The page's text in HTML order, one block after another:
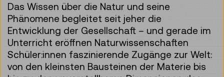
Das Wissen über die Natur und seine
Phänomene begleitet seit jeher die
Entwicklung der Gesellschaft – und gerade im
Unterricht eröffnen Naturwissenschaften
Schüler:innen faszinierende Zugänge zur Welt:
von den kleinsten Bausteinen der Materie bis